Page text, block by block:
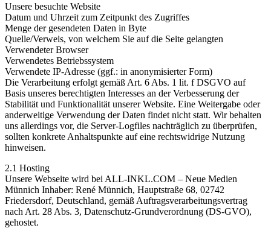
Unsere besuchte Website
Datum und Uhrzeit zum Zeitpunkt des Zugriffes
Menge der gesendeten Daten in Byte
Quelle/Verweis, von welchem Sie auf die Seite gelangten
Verwendeter Browser
Verwendetes Betriebssystem
Verwendete IP-Adresse (ggf.: in anonymisierter Form)
Die Verarbeitung erfolgt gemäß Art. 6 Abs. 1 lit. f DSGVO auf
Basis unseres berechtigten Interesses an der Verbesserung der
Stabilität und Funktionalität unserer Website. Eine Weitergabe oder
anderweitige Verwendung der Daten findet nicht statt. Wir behalten
uns allerdings vor, die Server-Logfiles nachträglich zu überprüfen,
sollten konkrete Anhaltspunkte auf eine rechtswidrige Nutzung
hinweisen.
2.1 Hosting
Unsere Webseite wird bei ALL-INKL.COM – Neue Medien
Münnich Inhaber: René Münnich, Hauptstraße 68, 02742
Friedersdorf, Deutschland, gemäß Auftragsverarbeitungsvertrag
nach Art. 28 Abs. 3, Datenschutz-Grundverordnung (DS-GVO),
gehostet.